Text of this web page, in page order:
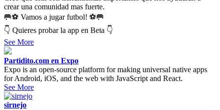
crear una comunidad mas fuerte.
🥅⚽ Vamos a jugar futbol! ⚽🥅
👇 Quieres probar la app en Beta 👇
See More
Partidito.com en Expo
Expo is an open-source platform for making universal native apps
for Android, iOS, and the web with JavaScript and React.
See More
sirnejo